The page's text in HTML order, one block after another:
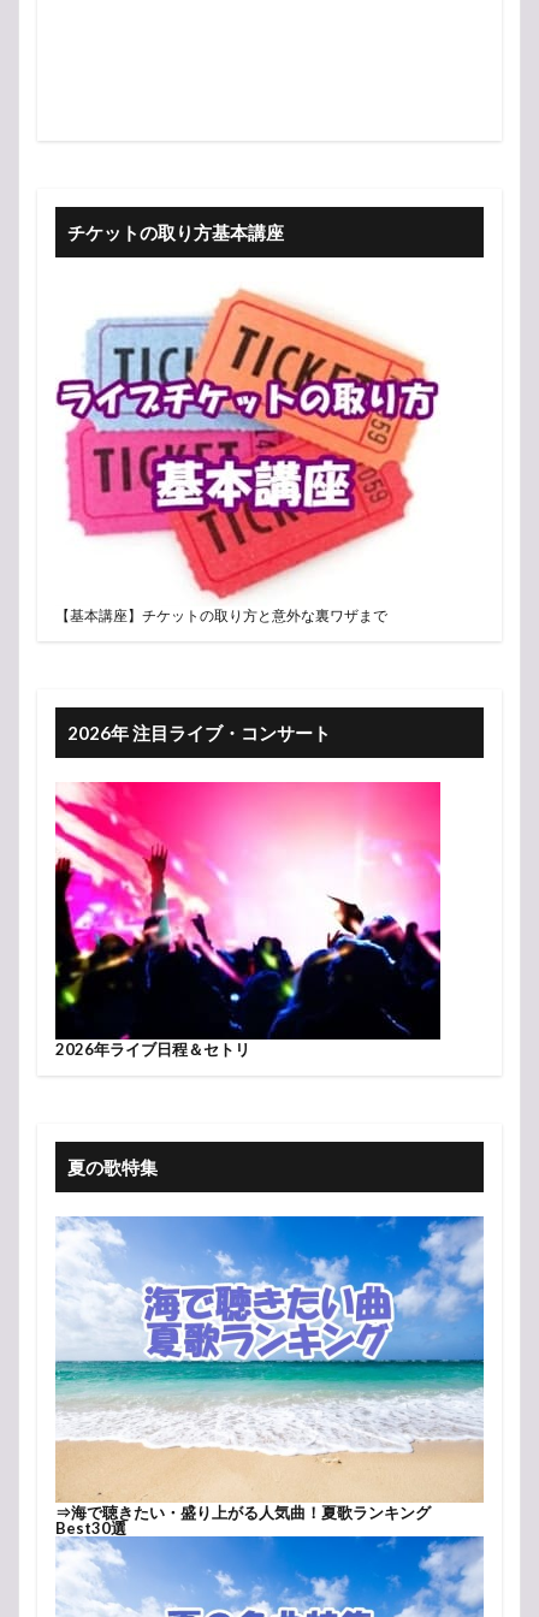
チケットの取り方基本講座
【基本講座】チケットの取り方と意外な裏ワザまで
2026年 注目ライブ・コンサート
2026年ライブ日程＆セトリ
夏の歌特集
⇒海で聴きたい・盛り上がる人気曲！夏歌ランキング
Best30選